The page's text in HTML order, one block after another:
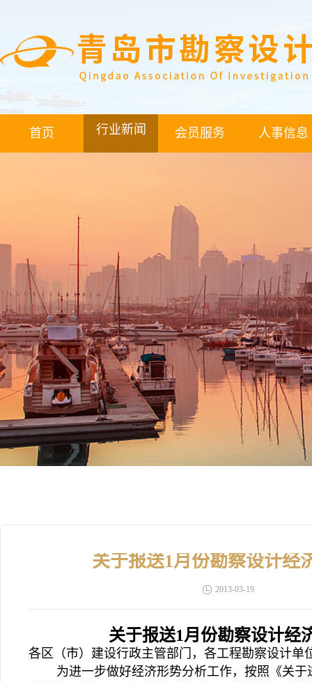
首页 行业新闻 会员服务 人事信息
关于报送1月份勘察设计经
2013-03-19
关于报送1月份勘察设计经
各区（市）建设行政主管部门，各工程勘察设计单
为进一步做好经济形势分析工作，按照《关于